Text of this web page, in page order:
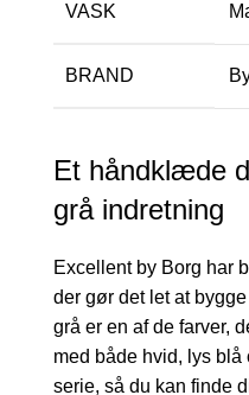
VASK
BRAND
Et håndklæde
grå indretning
Excellent by Borg har
der gør det let at
grå er en af de farver,
med både hvid, lys blå
serie, så du kan finde